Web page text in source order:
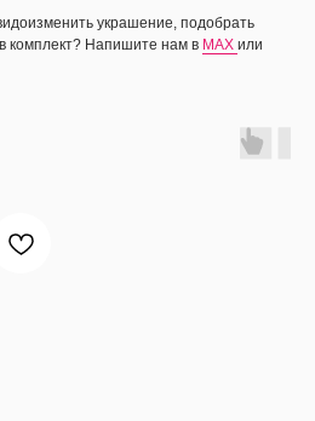
украшение, подобрать
комплект? Напишите нам в MAX или